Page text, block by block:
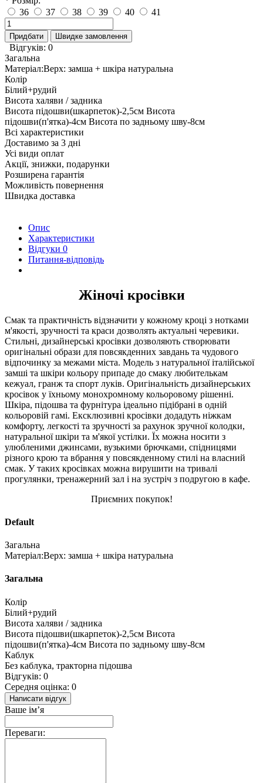
36
37 38 39 40 41
Придбати Швидке замовлення
Відгуків: 0
Загальна
Матеріал:Верх: замша + шкіра натуральна
Колір
Білий+рудий
Висота халяви / задника
Висота підошви(шкарпеток)-2,5см Висота
підошви(п'ятка)-4см Висота по задньому шву-8см
Всі характеристики
Доставимо за 3 дні
Усі види оплат
Акції, знижки, подарунки
Розширена гарантія
Можливість повернення
Швидка доставка
Опис
Характеристики
Відгуки 0
Питання-відповідь
Жіночі кросівки
Смак та практичність відзначити у кожному кроці з нотками
м'якості, зручності та краси дозволять актуальні черевики.
Стильні, дизайнерські кросівки дозволяють створювати
оригінальні образи для повсякденних завдань та чудового
відпочинку за межами міста. Модель з натуральної італійської
замші та шкіри кольору припаде до смаку любителькам
кежуал, гранж та спорт луків. Оригінальність дизайнерських
кросівок у їхньому монохромному кольоровому рішенні.
Шкіра, підошва та фурнітура ідеально підібрані в одній
кольоровій гамі. Ексклюзивні кросівки додадуть ніжкам
комфорту, легкості та зручності за рахунок зручної колодки,
натуральної шкіри та м'якої устілки. Їх можна носити з
улюбленими джинсами, вузькими брючками, спідницями
різного крою та вбрання у повсякденному стилі на власний
смак. У таких кросівках можна вирушити на тривалі
прогулянки, тренажерний зал і на зустріч з подругою в кафе.
Приємних покупок!
Default
Загальна
Матеріал:Верх: замша + шкіра натуральна
Загальна
Колір
Білий+рудий
Висота халяви / задника
Висота підошви(шкарпеток)-2,5см Висота
підошви(п'ятка)-4см Висота по задньому шву-8см
Каблук
Без каблука, тракторна підошва
Відгуків: 0
Середня оцінка: 0
Написати відгук
Ваше ім’я
Переваги: